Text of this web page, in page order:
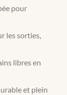
pour
les sorties,
libres en
et plein